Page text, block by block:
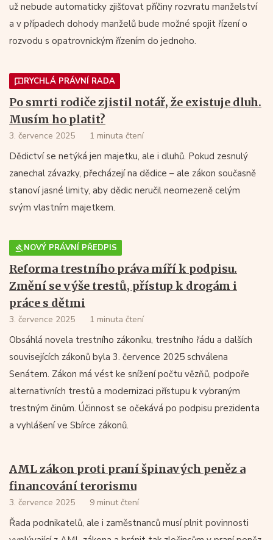
už nebude automaticky zjišťovat příčiny rozvratu manželství
a v případech dohody manželů bude možné spojit řízení o
rozvodu s opatrovnickým řízením do jednoho.
RYCHLÁ PRÁVNÍ RADA
Po smrti rodiče zjistil notář, že existuje dluh.
Musím ho platit?
3. července 2025 1 minuta čtení
Dědictví se netýká jen majetku, ale i dluhů. Pokud zesnulý
zanechal závazky, přecházejí na dědice – ale zákon současně
stanoví jasné limity, aby dědic neručil neomezeně celým
svým vlastním majetkem.
NOVÝ PRÁVNÍ PŘEDPIS
Reforma trestního práva míří k podpisu.
Změní se výše trestů, přístup k drogám i
práce s dětmi
3. července 2025 1 minuta čtení
Obsáhlá novela trestního zákoníku, trestního řádu a dalších
souvisejících zákonů byla 3. července 2025 schválena
Senátem. Zákon má vést ke snížení počtu vězňů, podpoře
alternativních trestů a modernizaci přístupu k vybraným
trestným činům. Účinnost se očekává po podpisu prezidenta
a vyhlášení ve Sbírce zákonů.
AML zákon proti praní špinavých peněz a
financování terorismu
3. července 2025 9 minut čtení
Řada podnikatelů, ale i zaměstnanců musí plnit povinnosti